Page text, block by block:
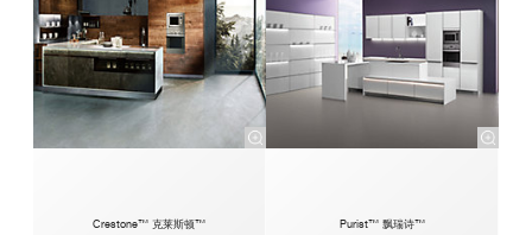
Crestone™ 克莱斯顿™ Purist™ 飘瑞诗™